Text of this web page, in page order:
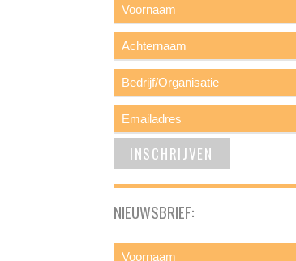
NIEUWSBRIEF: